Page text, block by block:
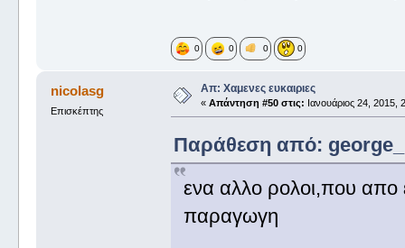
0 0 0 0
nicolasg
Επισκέπτης
Απ: Χαμενες ευκαιριες
« Απάντηση #50 στις: Ιανουάριος 24, 2015,
Παράθεση από: george_
ενα αλλο ρολοι,που απο
παραγωγη